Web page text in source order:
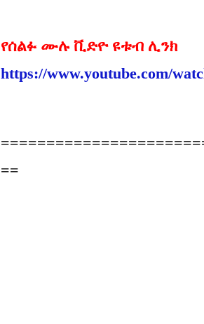
የሰልፉ ሙሉ ቪድዮ ዩቱብ ሊንክ
https://www.youtube.com/
==